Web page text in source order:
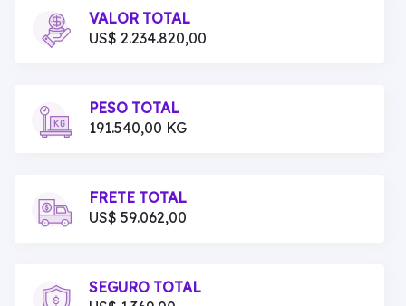
VALOR TOTAL
US$ 2.234.820,00
PESO TOTAL
191.540,00 KG
FRETE TOTAL
US$ 59.062,00
SEGURO TOTAL